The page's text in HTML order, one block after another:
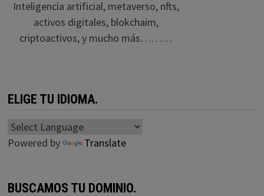
Inteligencia artificial, metaverso, nfts,
activos digitales, blokchaim,
criptoactivos, y mucho más………
ELIGE TU IDIOMA.
Powered by Translate
BUSCAMOS TU DOMINIO.